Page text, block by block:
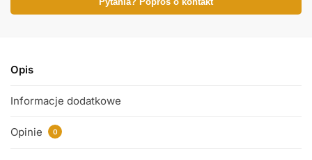
Pytania? Poproś o kontakt
Opis
Informacje dodatkowe
Opinie 0